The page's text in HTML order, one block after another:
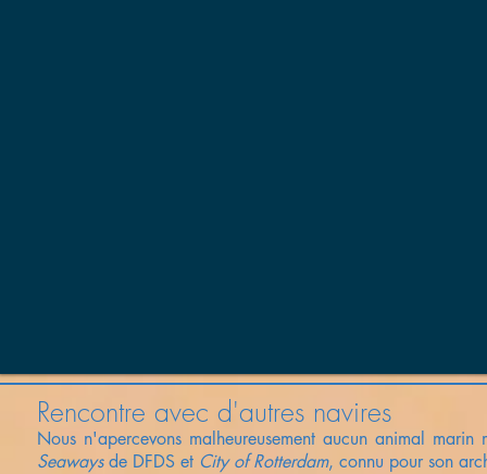
Rencontre avec d'autres navires
Nous n'apercevons malheureusementaucun animal marin
Seawaysde DFDS et City of Rotterdam, connu pour son